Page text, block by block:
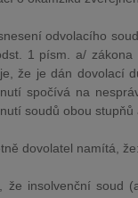
odvolacího
1 písm. a/ zákona
že je dán dovolací
spočívá na
soudů obou
dovolatel namítá, že:
že insolvenční soud